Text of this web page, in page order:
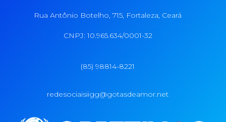
Rua Antônio Botelho, 715, Fortaleza, Ceará
CNPJ: 10.965.634/0001-32
(85) 98814-8221
redesociaisiigg@gotasdeamor.net